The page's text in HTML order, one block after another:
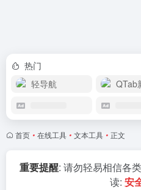
热门
轻导航
QTab
首页 • 在线工具 • 文本工具 • 正文
重要提醒: 请勿轻易相信各
读: 安